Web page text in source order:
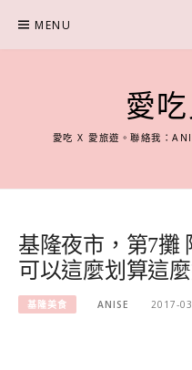
content
MENU
愛
愛吃 X 愛旅遊。聯絡我：
基隆夜市，第7攤
可以這麼划算這
基隆美食 ANISE 2017-